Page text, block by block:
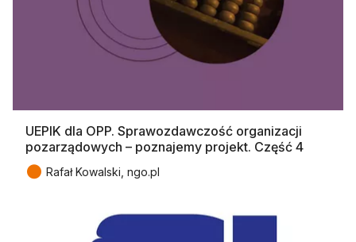
UEPIK dla OPP. Sprawozdawczość organizacji
pozarządowych – poznajemy projekt. Część 4
● Rafał Kowalski, ngo.pl